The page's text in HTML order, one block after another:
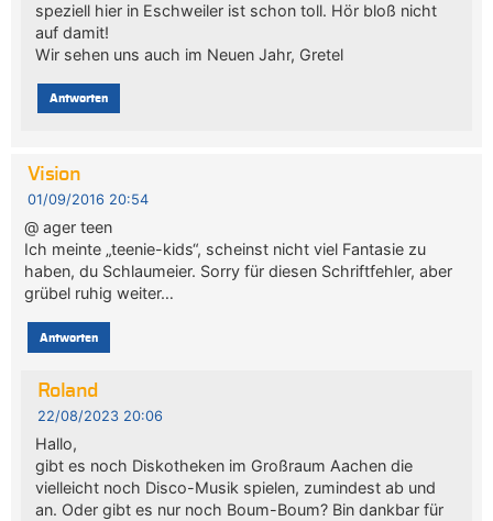
speziell hier in Eschweiler ist schon toll. Hör bloß nicht
auf damit!
Wir sehen uns auch im Neuen Jahr, Gretel
Antworten
Vision
01/09/2016 20:54
@ ager teen
Ich meinte „teenie-kids“, scheinst nicht viel Fantasie zu
haben, du Schlaumeier. Sorry für diesen Schriftfehler, aber
grübel ruhig weiter…
Antworten
Roland
22/08/2023 20:06
Hallo,
gibt es noch Diskotheken im Großraum Aachen die
vielleicht noch Disco-Musik spielen, zumindest ab und
an. Oder gibt es nur noch Boum-Boum? Bin dankbar für